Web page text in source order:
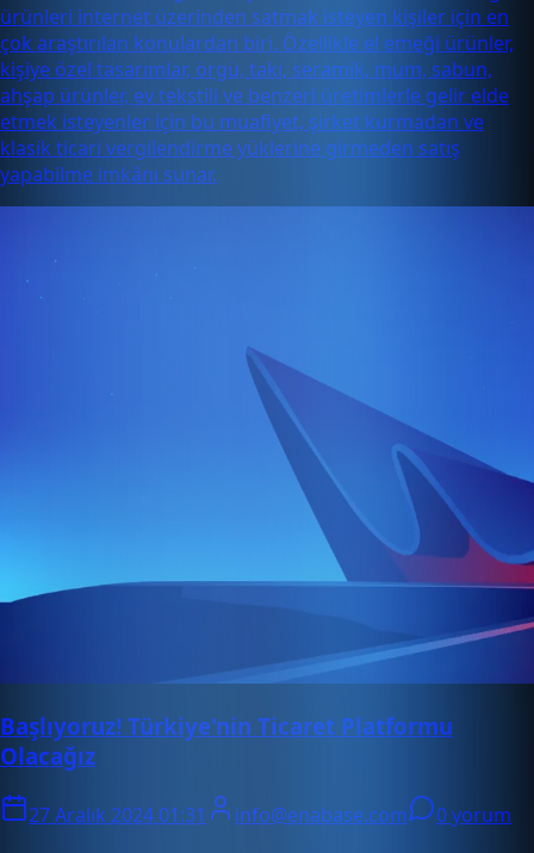
ürünleri internet üzerinden satmak isteyen kişiler için en
çok araştırılan konulardan biri. Özellikle el emeği ürünler,
kişiye özel tasarımlar, örgü, takı, seramik, mum, sabun,
ahşap ürünler, ev tekstili ve benzeri üretimlerle gelir elde
etmek isteyenler için bu muafiyet, şirket kurmadan ve
klasik ticari vergilendirme yüklerine girmeden satış
yapabilme imkânı sunar.
Başlıyoruz! Türkiye'nin Ticaret Platformu
Olacağız
27 Aralık 2024 01:31 info@enabase.com
0 yorum